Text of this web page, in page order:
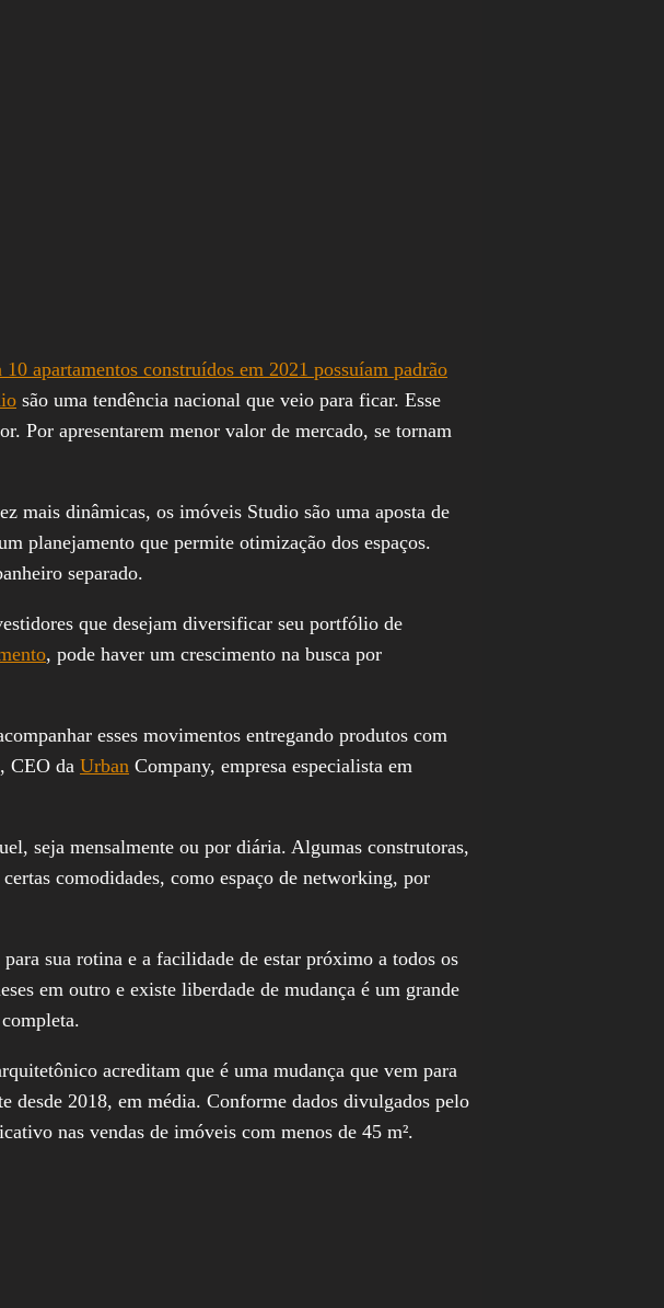
10 apartamentos construídos em 2021 possuíam padrão
são uma tendência nacional que veio para ficar. Esse
Por apresentarem menor valor de mercado, se tornam
mais dinâmicas, os imóveis Studio são uma aposta de
planejamento que permite otimização dos espaços.
separado.
que desejam diversificar seu portfólio de
, pode haver um crescimento na busca por
esses movimentos entregando produtos com
CEO da Urban Company, empresa especialista em
seja mensalmente ou por diária. Algumas construtoras,
comodidades, como espaço de networking, por
sua rotina e a facilidade de estar próximo a todos os
em outro e existe liberdade de mudança é um grande
acreditam que é uma mudança que vem para
desde 2018, em média. Conforme dados divulgados pelo
nas vendas de imóveis com menos de 45 m².